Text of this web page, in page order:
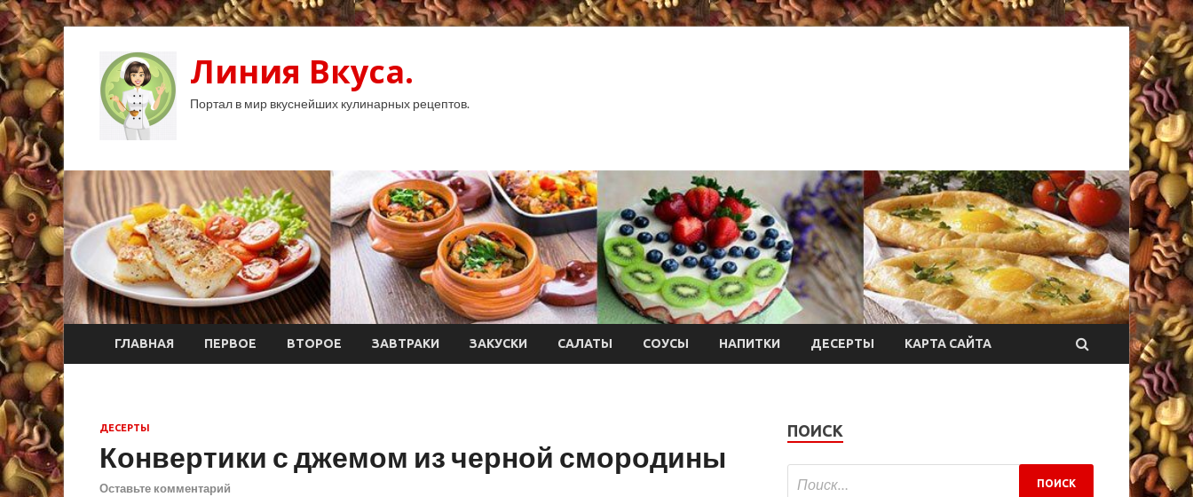
Линия Вкуса.
Портал в мир вкуснейших кулинарных рецептов.
ГЛАВНАЯ ПЕРВОЕ ВТОРОЕ ЗАВТРАКИ ЗАКУСКИ САЛАТЫ СОУСЫ НАПИТКИ ДЕСЕРТЫ КАРТА САЙТА
ДЕСЕРТЫ
Конвертики с джемом из черной смородины
Оставьте комментарий
ПОИСК